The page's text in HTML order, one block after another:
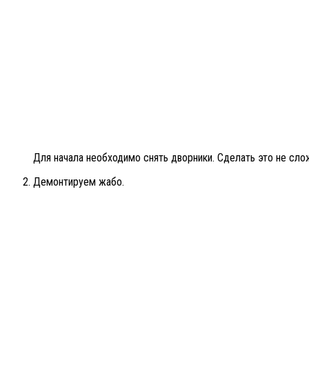
Для начала необходимо снять дворники. Сделать это не
Демонтируем жабо.